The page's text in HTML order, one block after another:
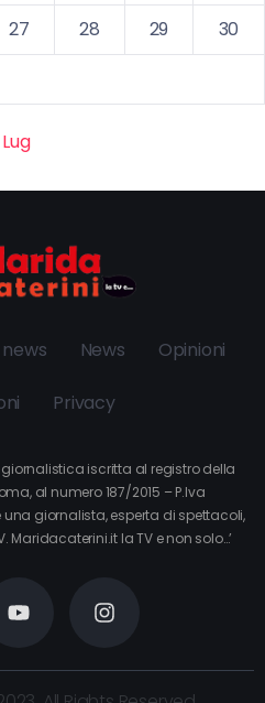
27 28 29
30
News Opinioni
Privacy
iscritta al registro della
al numero 187/2015 – P.Iva
giornalista, esperta di spettacoli,
la TV e non solo…’